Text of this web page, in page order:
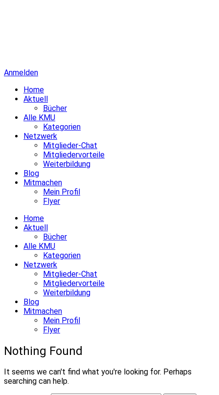
Anmelden
Home
Aktuell
Bücher
Alle KMU
Kategorien
Netzwerk
Mitglieder-Chat
Mitgliedervorteile
Weiterbildung
Blog
Mitmachen
Mein Profil
Flyer
Home
Aktuell
Bücher
Alle KMU
Kategorien
Netzwerk
Mitglieder-Chat
Mitgliedervorteile
Weiterbildung
Blog
Mitmachen
Mein Profil
Flyer
Nothing Found
It seems we can't find what you're looking for. Perhaps
searching can help.